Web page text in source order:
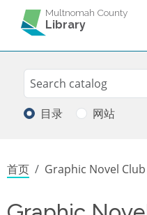
跳转到主要内容Multnomah County
Library
Search
搜索
目录 网站
面包屑
首页 Graphic Novel